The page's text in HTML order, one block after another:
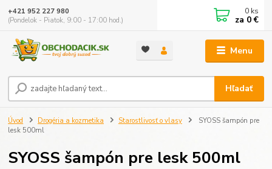
Menu
Hľadať
+421 952 227 980
(Pondelok - Piatok, 9:00 - 17:00 hod.)
0 ks
za 0 €
Úvod Drogéria a kozmetika Starostlivosť o vlasy
SYOSS šampón pre
lesk 500ml
SYOSS šampón pre lesk 500ml